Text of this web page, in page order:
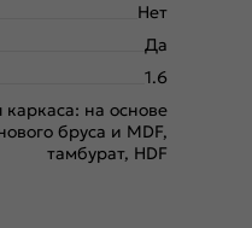
Нет
Да
1.6
на основе
бруса и MDF,
тамбурат, HDF